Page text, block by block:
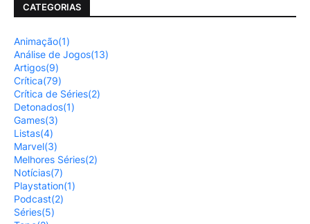
CATEGORIAS
Animação(1)
Análise de Jogos(13)
Artigos(9)
Crítica(79)
Crítica de Séries(2)
Detonados(1)
Games(3)
Listas(4)
Marvel(3)
Melhores Séries(2)
Notícias(7)
Playstation(1)
Podcast(2)
Séries(5)